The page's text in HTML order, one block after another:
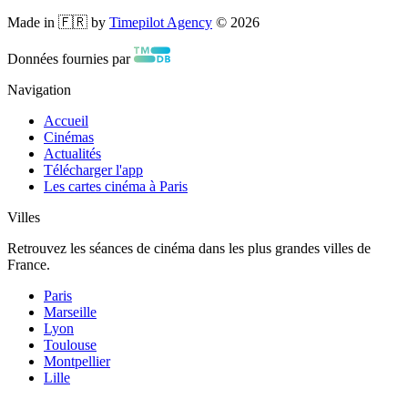
Made in 🇫🇷 by Timepilot Agency © 2026
Données fournies par
Navigation
Accueil
Cinémas
Actualités
Télécharger l'app
Les cartes cinéma à Paris
Villes
Retrouvez les séances de cinéma dans les plus grandes villes de
France.
Paris
Marseille
Lyon
Toulouse
Montpellier
Lille